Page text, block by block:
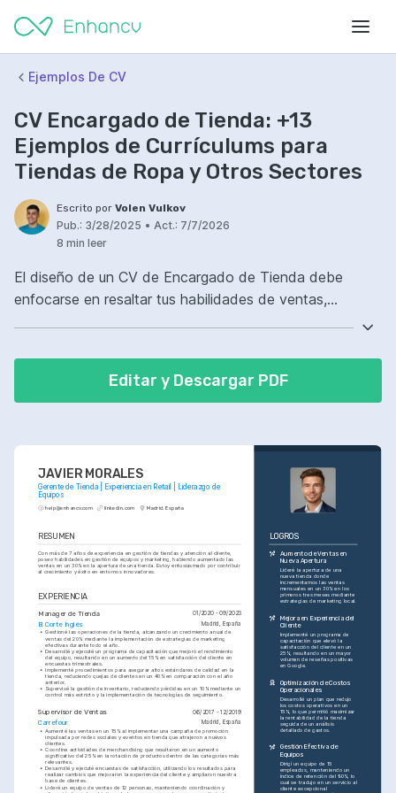
Ejemplos De CV
CV Encargado de Tienda: +13
Ejemplos de Currículums para
Tiendas de Ropa y Otros Sectores
Escrito por Volen Vulkov
Pub.: 3/28/2025 • Act.: 7/7/2026
8 min leer
El diseño de un CV de Encargado de Tienda debe
enfocarse en resaltar tus habilidades de ventas,
mostramos más de 13 ejemplos de currículum de
encargada de tienda de ropa y de otros sectores.
Editar y Descargar PDF
JAVIER MORALES
Gerente de Tienda | Experiencia en Retail | Liderazgo de
Equipos
help@enhancv.com linkedin.com Madrid, España
RESUMEN
Con más de 7 años de experiencia en gestión de tiendas y atención al cliente,
poseo habilidades en gestión de equipos y marketing, habiendo aumentado las
ventas en un 30% en la apertura de una tienda. Estoy entusiasmado por contribuir
al crecimiento y éxito en entornos innovadores.
EXPERIENCIA
Manager de Tienda 01/2020 - 09/2023
El Corte Inglés Madrid, España
• Gestioné las operaciones de la tienda, alcanzando un crecimiento anual de
ventas del 20% mediante la implementación de estrategias de marketing
efectivas durante todo el año.
• Desarrollé y ejecuté un programa de capacitación que mejoró el rendimiento
del equipo, resultando en un aumento del 15% en satisfacción del cliente en
encuestas trimestrales.
• Implementé procedimientos para asegurar altos estándares de calidad en la
tienda, reduciendo quejas de clientes en un 40% en comparación con el año
anterior.
• Supervisé la gestión de inventario, reduciendo pérdidas en un 10% mediante un
control más estricto y la implementación de tecnologías de seguimiento.
Supervisor de Ventas 06/2017 - 12/2019
Carrefour Madrid, España
• Aumenté las ventas en un 15% al implementar una campaña de promoción
impulsada por redes sociales y eventos en tienda que atrajeron a nuevos
clientes.
• Coordine actividades de merchandising que resultaron en un aumento
significativo del 25% en la rotación de productos dentro de las categorías más
relevantes.
• Desarrollé y ejecuté encuestas de satisfacción, utilizando los resultados para
realizar cambios que mejoraron la experiencia del cliente y ampliaron nuestra
base de clientes.
• Lideré un equipo de ventas de 12 personas, manteniendo coordinación y
LOGROS
Aumento de Ventas en
Nueva Apertura
Lideré la apertura de una
nueva tienda donde
incrementamos las ventas
mensuales en un 30% en los
primeros tres meses mediante
estrategias de marketing local.
Mejora en Experiencia del
Cliente
Implementé un programa de
capacitación que elevó la
satisfacción del cliente en un
25%, resultando en un mayor
volumen de reseñas positivas
en Google.
Optimización de Costos
Operacionales
Desarrollé un plan que redujo
los costos operativos en un
15%, lo que permitió maximizar
la rentabilidad de la tienda
seguida de un análisis
detallado de gastos.
Gestión Efectiva de
Equipos
Dirigí un equipo de 15
empleados, manteniendo un
índice de retención del 90%, lo
cual se tradujo en un servicio al
cliente excepcional